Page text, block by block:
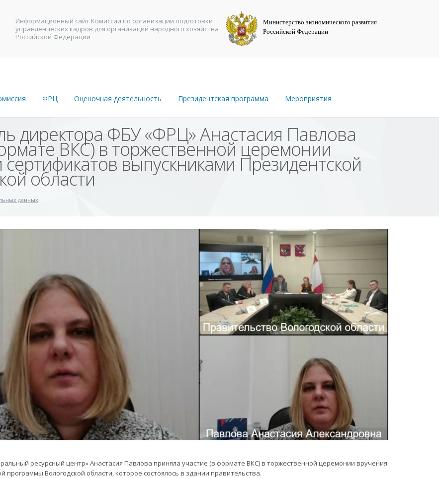
Информационный сайт Комиссии по организации подготовки
управленческих кадров для организаций народного хозяйства
Российской Федерации
Министерство экономического развития
Российской Федерации
ФРЦ Оценочная деятельность Президентская программа Мероприятия
директора ФБУ «ФРЦ» Анастасия Павлова
ВКС) в торжественной церемонии
выпускниками Президентской
области
данных
ресурсный центр» Анастасия Павлова приняла участие (в формате ВКС) в торжественной церемонии вручения
Вологодской области, которое состоялось в здании правительства.